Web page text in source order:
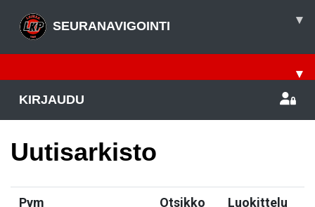
SEURANAVIGOINTI ▾
▾
KIRJAUDU
Uutisarkisto
Pvm Otsikko Luokittelu